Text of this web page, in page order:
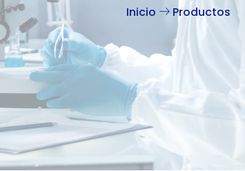
Inicio Productos